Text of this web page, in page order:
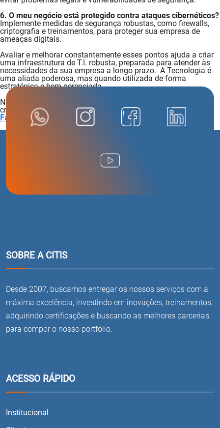
6. O meu negócio está protegido contra ataques cibernéticos?
Implemente medidas de segurança robustas, como firewalls,
criptografia e treinamentos, para proteger sua empresa de
ameaças digitais.
Avaliar e melhorar constantemente esses pontos ajuda a criar
uma infraestrutura de T.I. robusta, preparada para atender às
necessidades da sua empresa a longo prazo. A Tecnologia é
uma aliada poderosa, mas quando utilizada de forma
estratégica e bem gerenciada.
Não deixe que a tecnologia seja um obstáculo para o
crescimento do seu negócio.
Fale conosco!
SOBRE A CITIS
Desde 2007, buscamos entregar os nossos serviços com a
máxima excelência, investindo em inovações, treinamentos,
adquirindo certificações e buscando as melhores parcerias
para compor o nosso portfólio.
ACESSO RÁPIDO
Institucional